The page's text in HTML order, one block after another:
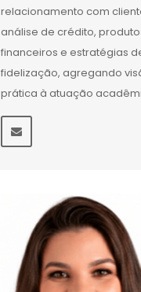
relacionamento com
análise de crédito,
financeiros e estratégias
fidelização, agregando
prática à atuação